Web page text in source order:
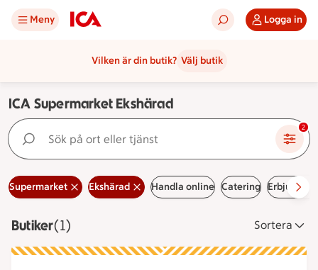
Meny Logga in
Vilken är din butik? Välj butik
ICA Supermarket Ekshärad
Sök på ort eller tjänst 2
Supermarket Ekshärad Handla online Catering
ButikerVisar 1 stycken
(1) Sortera